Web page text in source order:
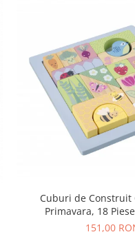
Cuburi de Construit
Primavara, 18
151,00